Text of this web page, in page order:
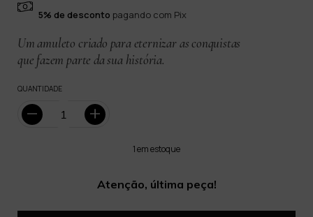
5% de desconto pagando com Pix
Um amuleto criado para eternizar as conquistas
que fazem parte da sua história.
QUANTIDADE
1em estoque
Atenção, última peça!